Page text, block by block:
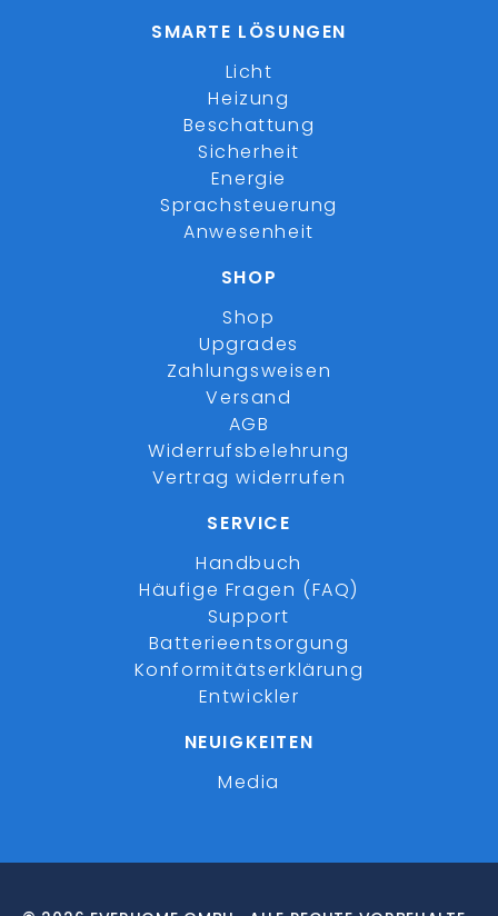
SMARTE LÖSUNGEN
Licht
Heizung
Beschattung
Sicherheit
Energie
Sprachsteuerung
Anwesenheit
SHOP
Shop
Upgrades
Zahlungsweisen
Versand
AGB
Widerrufsbelehrung
Vertrag widerrufen
SERVICE
Handbuch
Häufige Fragen (FAQ)
Support
Batterieentsorgung
Konformitätserklärung
Entwickler
NEUIGKEITEN
Media